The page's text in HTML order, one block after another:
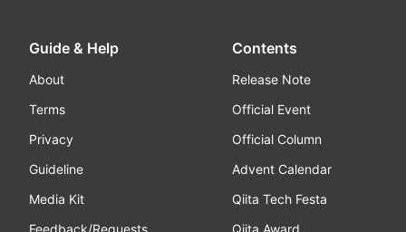
Guide & Help
About
Terms
Privacy
Guideline
Media Kit
Contents
Release Note
Official Event
Official Column
Advent Calendar
Qiita Tech Festa